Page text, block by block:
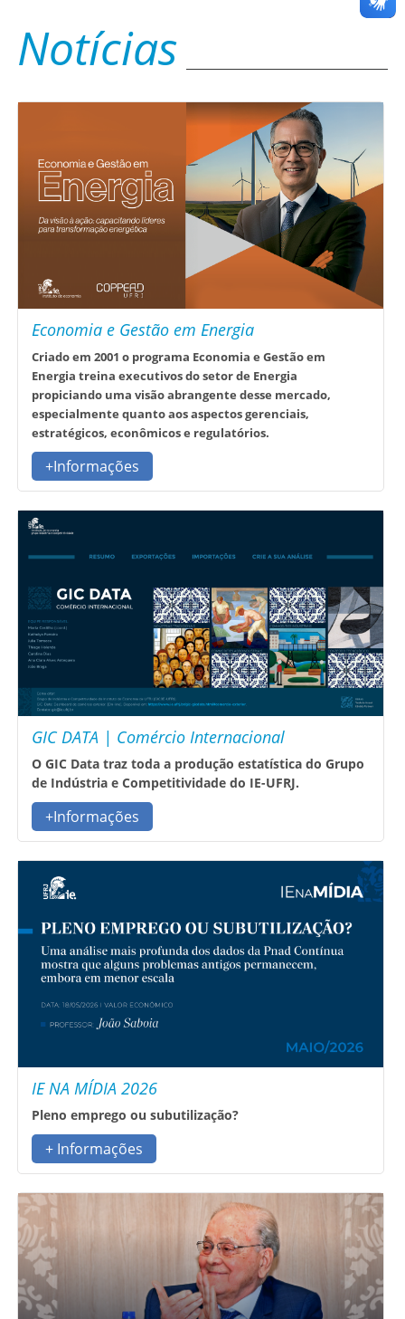
Notícias
Economia e Gestão em Energia
Criado em 2001 o programa Economia e Gestão em
Energia treina executivos do setor de Energia
propiciando uma visão abrangente desse mercado,
especialmente quanto aos aspectos gerenciais,
estratégicos, econômicos e regulatórios.
+Informações
GIC DATA | Comércio Internacional
O GIC Data traz toda a produção estatística do Grupo
de Indústria e Competitividade do IE-UFRJ.
+Informações
IE NA MÍDIA 2026
Pleno emprego ou subutilização?
+ Informações